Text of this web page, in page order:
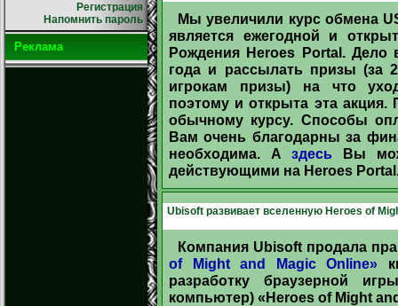
Регистрация
Напомнить пароль
Реклама
Мы увеличили курс обмена
является ежегодной и
Рождения Heroes Portal. Дело
года и рассылать призы (за
игрокам призы) на что
поэтому и открыта эта акция.
обычному курсу. Способы
Вам очень благодарны за
необходима. Аздесь Вы
действующими на Heroes
Ubisoft развивает вселенную Heroes of
Компания Ubisoft продала
of Might and Magic Online»
разработку браузерной
компьютер) «Heroes of Might